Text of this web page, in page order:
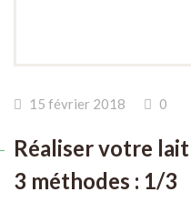
15 février 2018 0
Réaliser votre lait
3 méthodes : 1/3